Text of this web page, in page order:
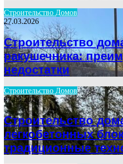
Строительство Домов
27.03.2026
Строительство
ракушечника:
недостатки
Строительство Домов
27.03.2026
Строительство
легкобетонных
традиционные